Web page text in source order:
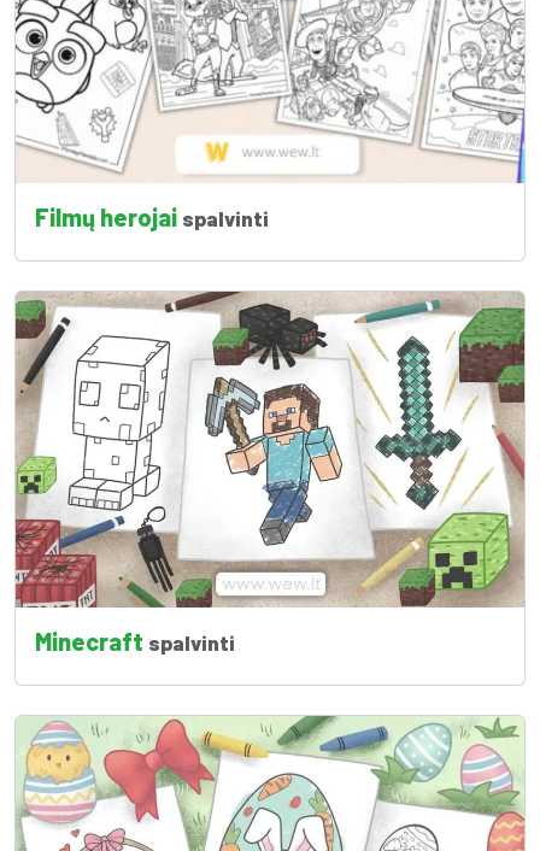
Filmų herojai spalvinti
Minecraft spalvinti